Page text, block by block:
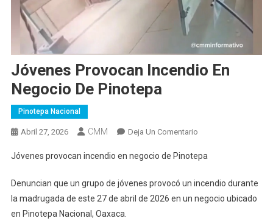
Jóvenes Provocan Incendio En
Negocio De Pinotepa
Pinotepa Nacional
Abril 27, 2026 CMM Deja Un ComentarioEn
Provocan
En
Negocio
Jóvenes provocan incendio en negocio de Pinotepa
Denuncian que un grupo de jóvenes provocó un incendio durante
la madrugada de este 27 de abril de 2026 en un negocio ubicado
en Pinotepa Nacional, Oaxaca.